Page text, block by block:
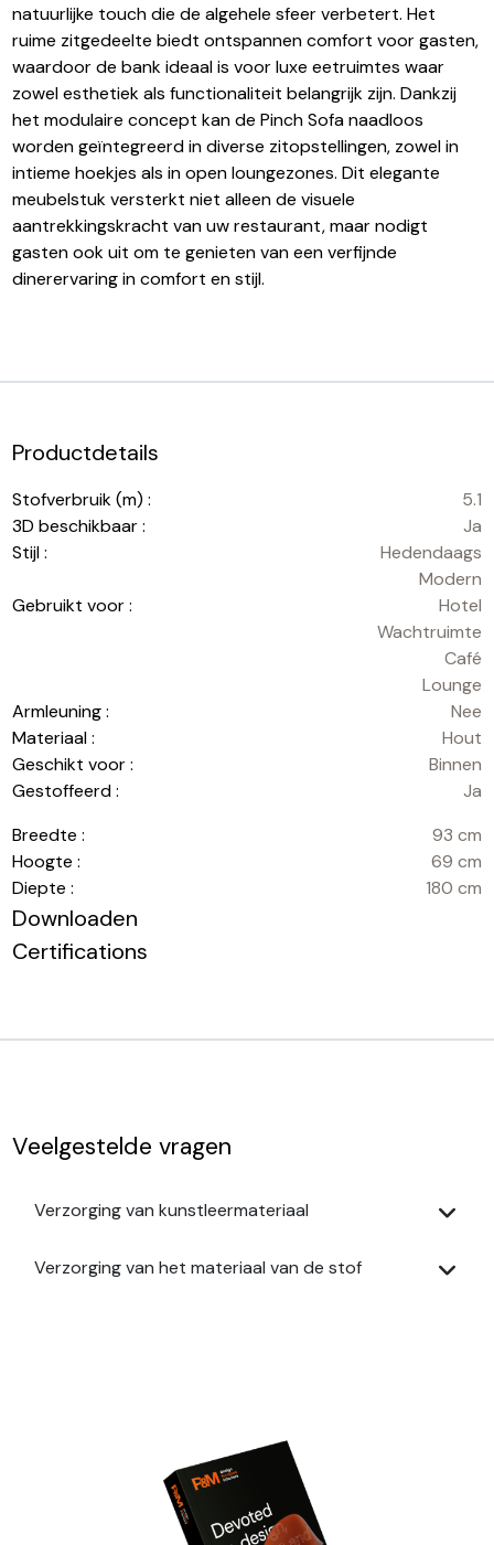
natuurlijke touch die de algehele sfeer verbetert. Het
ruime zitgedeelte biedt ontspannen comfort voor gasten,
waardoor de bank ideaal is voor luxe eetruimtes waar
zowel esthetiek als functionaliteit belangrijk zijn. Dankzij
het modulaire concept kan de Pinch Sofa naadloos
worden geïntegreerd in diverse zitopstellingen, zowel in
intieme hoekjes als in open loungezones. Dit elegante
meubelstuk versterkt niet alleen de visuele
aantrekkingskracht van uw restaurant, maar nodigt
gasten ook uit om te genieten van een verfijnde
dinerervaring in comfort en stijl.
Productdetails
Stofverbruik (m) :
5.1
3D beschikbaar :
Ja
Stijl :
Hedendaags
Modern
Gebruikt voor :
Hotel
Wachtruimte
Café
Lounge
Armleuning :
Nee
Materiaal :
Hout
Geschikt voor :
Binnen
Gestoffeerd :
Ja
Breedte :
93 cm
Hoogte :
69 cm
Diepte :
180 cm
Downloaden
Certifications
Veelgestelde vragen
Verzorging van kunstleermateriaal
Verzorging van het materiaal van de stof